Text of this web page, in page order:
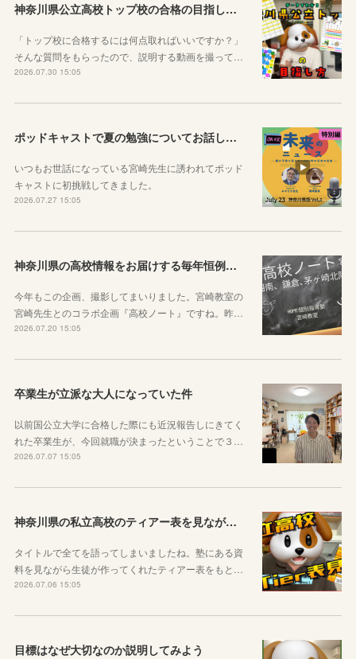
神奈川県公立高校トップ校の合格の目指し方について動画をアップしました
「トップ校に合格するには何点取ればいいですか？」
そんな質問をもらったので、説明する動画を撮って…
2026.07.30 15:05
ポッドキャストで夏の勉強についてお話ししています！
いつもお世話になっている宮崎先生に誘われてポッド
キャストに初挑戦してきました。
2026.07.27 15:05
神奈川県の高校情報をお届けする毎年恒例のコラボ企画のお知らせ
今年もこの企画、撮影してまいりました。宮崎教室の
宮崎先生とのコラボ企画『高校ノート』ですね。昨…
2026.07.20 15:05
卒業生が立派な大人になっていた件
以前国公立大学に合格した際にも近況報告しにきてく
れた卒業生が、今回就職が決まったということで３…
2026.07.07 15:05
神奈川県の私立高校のティアー表を見ながら話す動画を作りました！
タイトルで全てを語ってしまいましたね。塾にある資
料を見ながら生徒が作ってくれたティアー表をもと…
2026.07.06 15:05
目標はなぜ大切なのか説明してみよう